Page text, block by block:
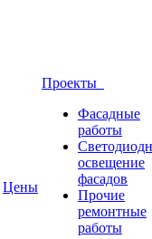
Цены
Проекты
Фасадные
работы
освещение
фасадов
Прочие
ремонтные
работы